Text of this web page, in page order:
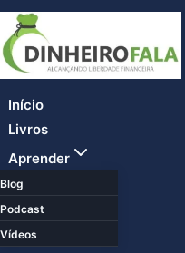
Skip
to
content
Início
Livros
Aprender
Blog
Podcast
Vídeos
Toggle
menu
Toggle
menu
Toggle
menu